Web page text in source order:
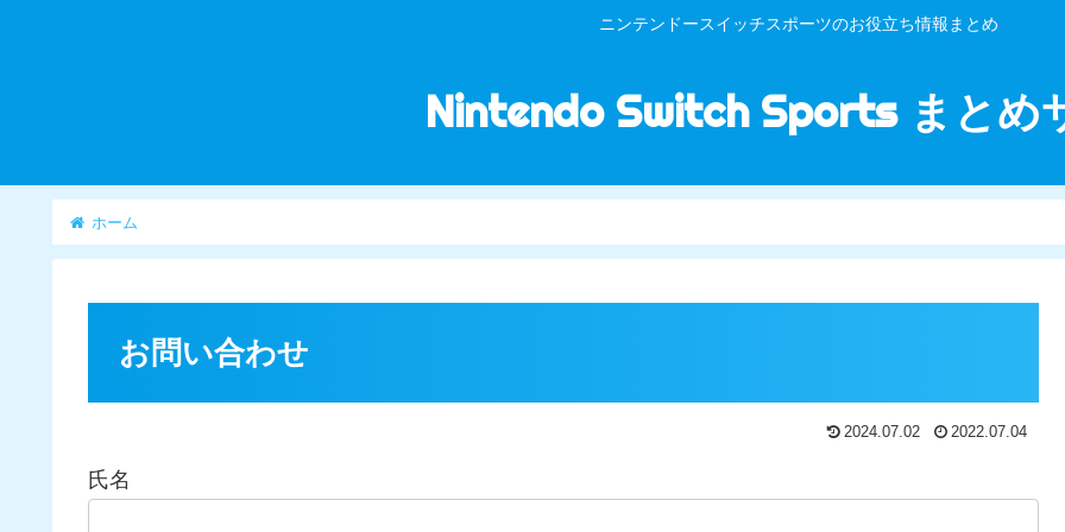
ニンテンドースイッチスポーツのお役立ち情報まとめ
Nintendo Switch Sports まとめ
ホーム
お問い合わせ
2024.07.02 2022.07.04
氏名